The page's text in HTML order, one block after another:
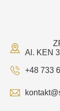
Al. KEN
+48 733